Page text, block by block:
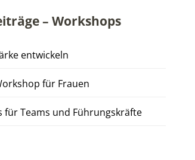
– Workshops
entwickeln
für Frauen
für Teams und Führungskräfte